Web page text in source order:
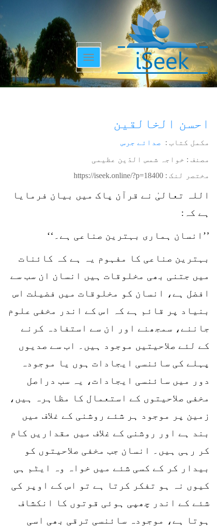
Toggle
navigation
احسن الخالقین
مکمل کتاب : صدائے جرس
مصنف : خواجہ شمس الدّین عظیمی
مختصر لنک : https://iseek.online/?p=18400
اللہ تعالیٰ نے قرآن پاک میں بیان فرمایا
ہے کہ:
’’انسان ہماری بہترین صناعی ہے۔‘‘
بہترین صناعی کا مفہوم یہ ہے کہ کائنات
میں جتنی بھی مخلوقات ہیں انسان ان سب سے
افضل ہے، انسان کو مخلوقات میں فضیلت اس
بنیاد پر قائم ہے کہ اس کے اندر مخفی علوم
جاننے، سمجھنے اور ان سے استفادہ کرنے
کے لئے صلاحیتیں موجود ہیں۔ اب سے صدیوں
پہلے کی سائنسی ایجادات ہوں یا موجودہ
دور میں سائنسی ایجادات، یہ سب دراصل
مخفی صلاحیتوں کے استعمال کا مظاہرہ ہیں،
زمین پر موجود ہر شئے روشنی کے غلاف میں
بند ہے اور روشنی کے غلاف میں مقداریں کام
کر رہی ہیں۔ انسان جب مخفی صلاحیتوں کو
بیدار کر کے کسی شئے میں خواہ وہ ایٹم ہی
کیوں نہ ہو تفکر کرتا ہے تو اس کے اوپر کی
شئے کے اندر چھپی ہوئی قوتوں کا انکشاف
ہوتا ہے، موجودہ سائنسی ترقی بھی اسی